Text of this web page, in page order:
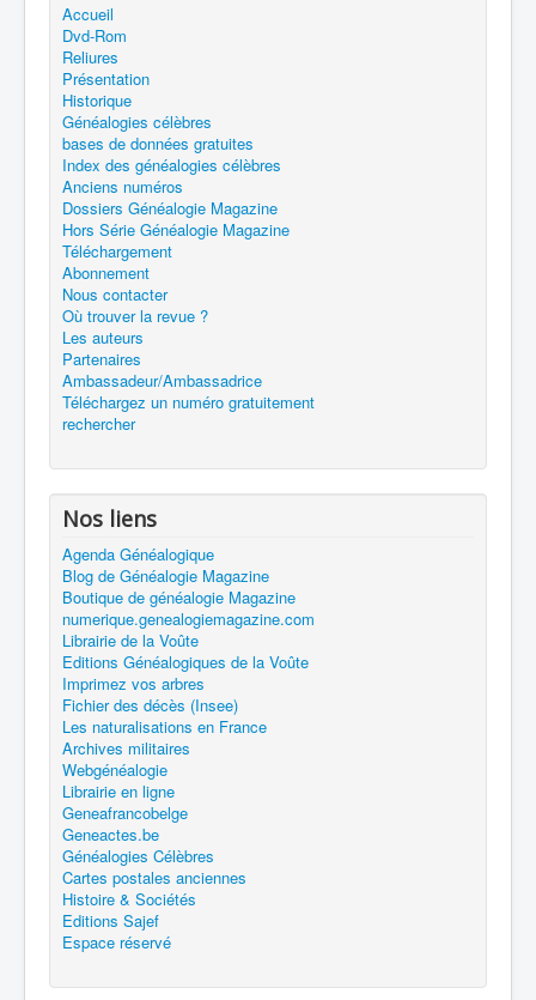
Accueil
Dvd-Rom
Reliures
Présentation
Historique
Généalogies célèbres
bases de données gratuites
Index des généalogies célèbres
Anciens numéros
Dossiers Généalogie Magazine
Hors Série Généalogie Magazine
Téléchargement
Abonnement
Nous contacter
Où trouver la revue ?
Les auteurs
Partenaires
Ambassadeur/Ambassadrice
Téléchargez un numéro gratuitement
rechercher
Nos liens
Agenda Généalogique
Blog de Généalogie Magazine
Boutique de généalogie Magazine
numerique.genealogiemagazine.com
Librairie de la Voûte
Editions Généalogiques de la Voûte
Imprimez vos arbres
Fichier des décès (Insee)
Les naturalisations en France
Archives militaires
Webgénéalogie
Librairie en ligne
Geneafrancobelge
Geneactes.be
Généalogies Célèbres
Cartes postales anciennes
Histoire & Sociétés
Editions Sajef
Espace réservé